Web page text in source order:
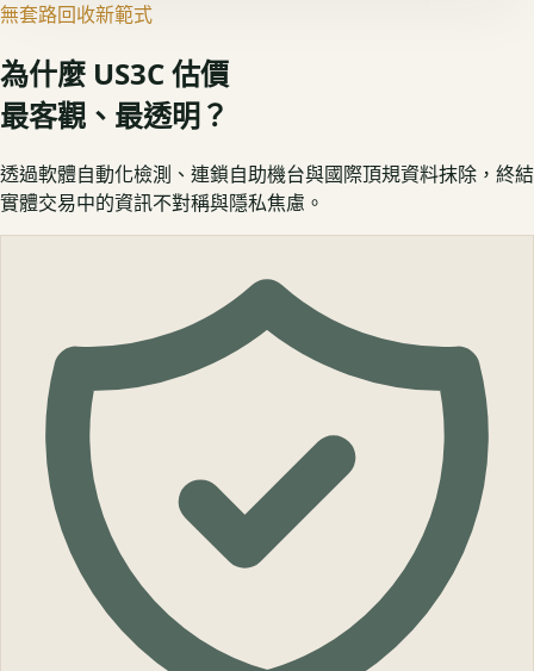
無套路回收新範式
為什麼 US3C 估價
最客觀、最透明？
透過軟體自動化檢測、連鎖自助機台與國際頂規資料抹除，終結
實體交易中的資訊不對稱與隱私焦慮。